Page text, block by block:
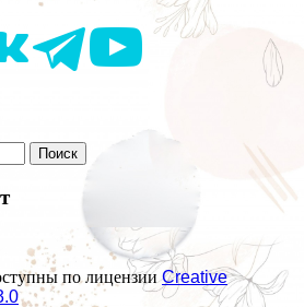
по лицензииCreative